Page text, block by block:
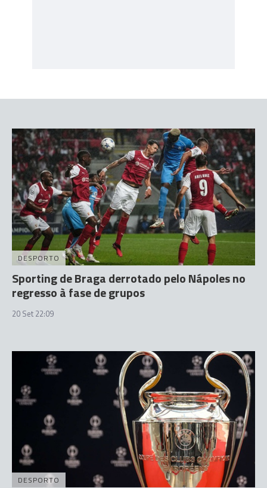
DESPORTO
Sporting de Braga derrotado pelo Nápoles no
regresso à fase de grupos
20 Set 22:09
DESPORTO